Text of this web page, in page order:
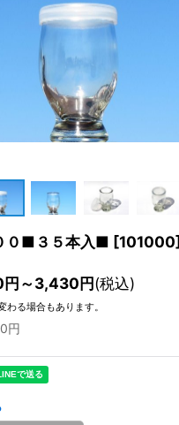
０■３５本入■ [101000]
円～3,430円(税込)
わる場合もあります。
円